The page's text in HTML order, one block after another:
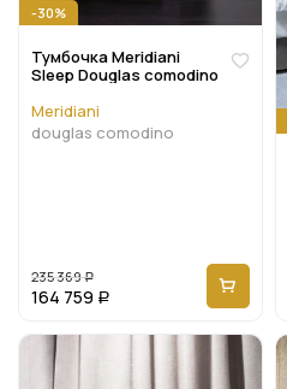
-30%
Тумбочка Meridiani
Sleep Douglas comodino
Meridiani
douglas comodino
235 369 Р
164 759 Р